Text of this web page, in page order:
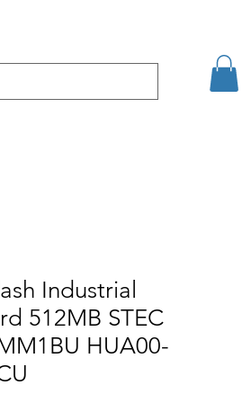
Industrial
512MB STEC
HUA00-